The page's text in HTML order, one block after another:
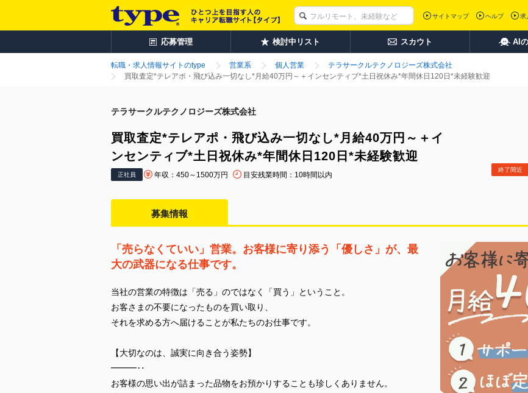
サイトマップ ヘルプ 求
応募管理 検討中リスト スカウト AI
転職・求人情報サイトのtype 営業系 個人営業
テラサークルテクノロジーズ株式会社
買取査定*テレアポ・飛び込み一切なし*月給40万円～＋インセンティブ*土日祝休み*年間休日120日*未経験歓迎
テラサークルテクノロジーズ株式会社
買取査定*テレアポ・飛び込み一切なし*月給40万円～＋イ
ンセンティブ*土日祝休み*年間休日120日*未経験歓迎
正社員 年収：450～1500万円 目安残業時間：10時間以内
終了間近
募集情報
「売らなくていい」営業。お客様に寄り添う「優しさ」が、最
大の武器になる仕事です。
当社の営業の特徴は「売る」のではなく「買う」ということ。
お客さまの不要になったものを買い取り、
それを求める方へ届けることが私たちのお仕事です。
【大切なのは、誠実に向き合う姿勢】
━━━‥
お客様の思い出が詰まった品物をお預かりすることも珍しくありません。